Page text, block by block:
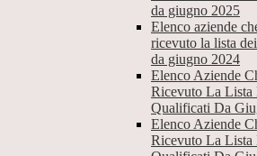
da giugno 2025
Elenco aziende
ricevuto la lista
da giugno 2024
Elenco Aziende
Ricevuto La
Qualificati Da
Elenco Aziende
Ricevuto La